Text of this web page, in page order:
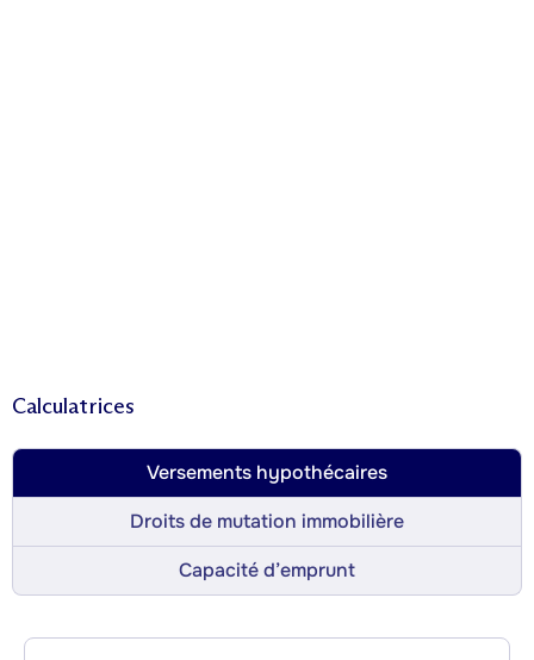
Calculatrices
Versements hypothécaires
Droits de mutation immobilière
Capacité d’emprunt